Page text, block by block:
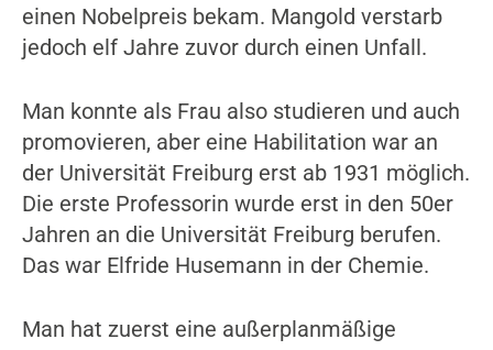
einen Nobelpreis bekam. Mangold verstarb
jedoch elf Jahre zuvor durch einen Unfall.
Man konnte als Frau also studieren und auch
promovieren, aber eine Habilitation war an
der Universität Freiburg erst ab 1931 möglich.
Die erste Professorin wurde erst in den 50er
Jahren an die Universität Freiburg berufen.
Das war Elfride Husemann in der Chemie.
Man hat zuerst eine außerplanmäßige